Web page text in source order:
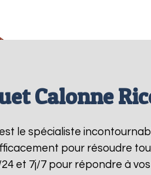
Calonne
le spécialiste
pour résoudre
et 7j/7 pour répondre à